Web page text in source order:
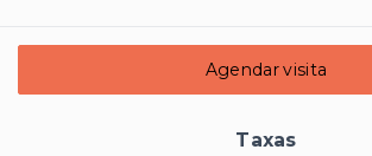
Agendar visita
Taxas